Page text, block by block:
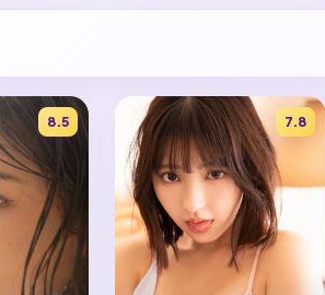
8.5 7.8